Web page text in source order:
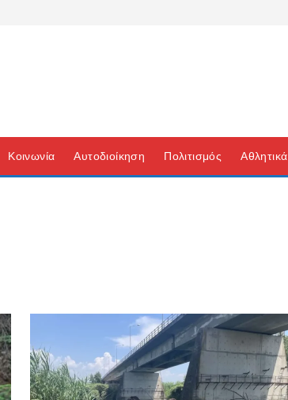
Κοινωνία Αυτοδιοίκηση Πολιτισμός Αθλητικά